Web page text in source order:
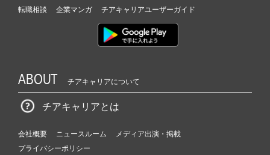
転職相談
企業マンガ チアキャリアユーザーガイド
ABOUT チアキャリアについて
チアキャリアとは
会社概要 ニュースルーム
メディア出演・掲載
プライバシーポリシー